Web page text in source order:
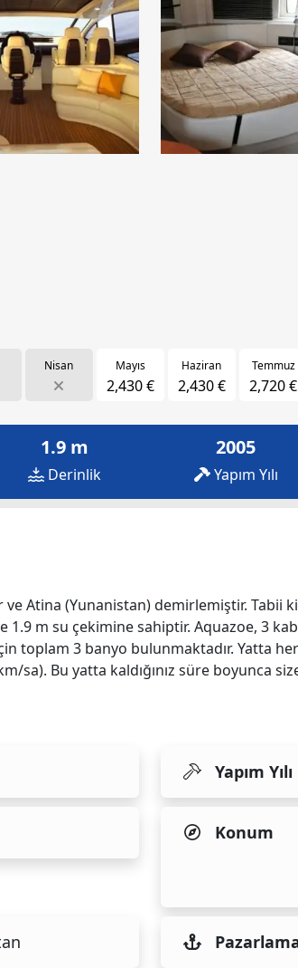
Nisan Mayıs
2,430 €
Haziran
2,430 €
Temmuz
2,720 €
1.9 m
Derinlik
2005
Yapım Yılı
ve Atina (Yunanistan) demirlemiştir.
1.9 m su çekimine sahiptir. Aquazoe, 3
toplam 3 banyo bulunmaktadır. Yatta
sa). Bu yatta kaldığınız süre boyunca
Yapım Yılı
Konum